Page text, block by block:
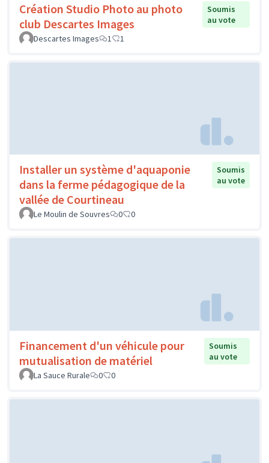
Création Studio Photo au photo
club Descartes Images
Soumis
au vote
Descartes Images
1 1
Installer un système d'aquaponie
dans la ferme pédagogique de la
vallée de Courtineau
Soumis
au vote
Le Moulin de Souvres 0 0
Financement d'un véhicule pour
mutualisation de matériel
Soumis
au vote
La Sauce Rurale
0 0